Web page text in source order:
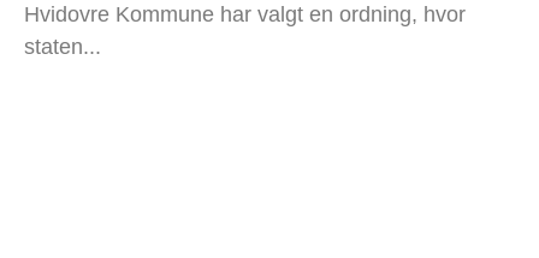
Hvidovre Kommune har valgt en ordning, hvor
staten...